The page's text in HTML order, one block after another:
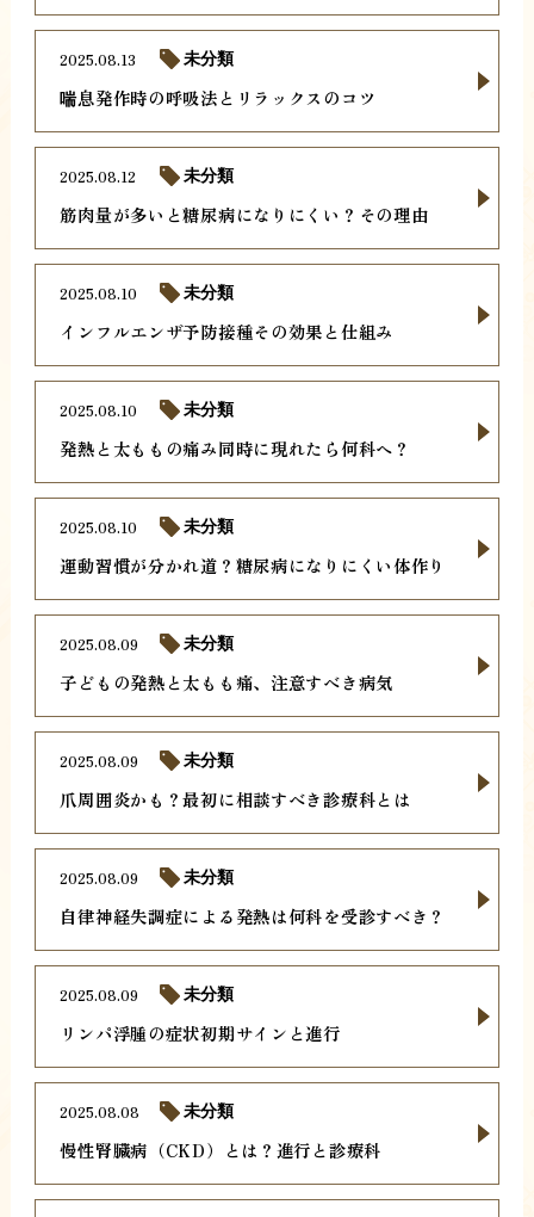
喘息発作時の呼吸法とリラックスのコツ
2025.08.13 未分類
筋肉量が多いと糖尿病になりにくい？その理由
2025.08.12 未分類
インフルエンザ予防接種その効果と仕組み
2025.08.10 未分類
発熱と太ももの痛み同時に現れたら何科へ？
2025.08.10 未分類
運動習慣が分かれ道？糖尿病になりにくい体作り
2025.08.10 未分類
子どもの発熱と太もも痛、注意すべき病気
2025.08.09 未分類
爪周囲炎かも？最初に相談すべき診療科とは
2025.08.09 未分類
自律神経失調症による発熱は何科を受診すべき？
2025.08.09 未分類
リンパ浮腫の症状初期サインと進行
2025.08.09 未分類
慢性腎臓病（CKD）とは？進行と診療科
2025.08.08 未分類